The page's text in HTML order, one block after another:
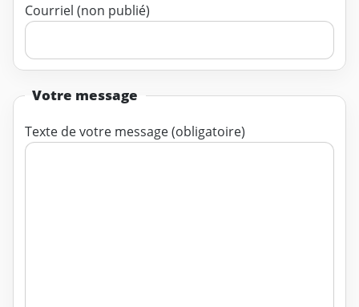
Courriel (non publié)
Votre message
Texte de votre message (obligatoire)